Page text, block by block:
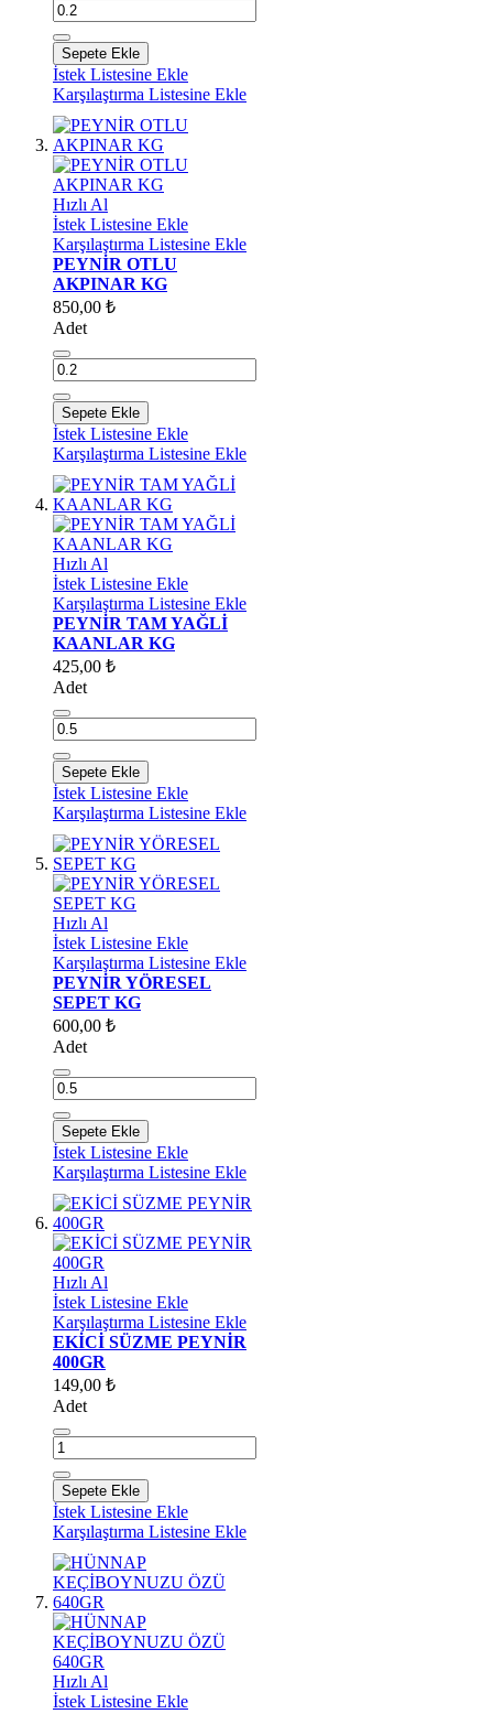
Sepete Ekle
İstek Listesine Ekle
Karşılaştırma Listesine Ekle
Hızlı Al
İstek Listesine Ekle
Karşılaştırma Listesine Ekle
PEYNİR OTLU
AKPINAR KG
850,00 ₺
Adet
Sepete Ekle
İstek Listesine Ekle
Karşılaştırma Listesine Ekle
Hızlı Al
İstek Listesine Ekle
Karşılaştırma Listesine Ekle
PEYNİR TAM YAĞLİ
KAANLAR KG
425,00 ₺
Adet
Sepete Ekle
İstek Listesine Ekle
Karşılaştırma Listesine Ekle
Hızlı Al
İstek Listesine Ekle
Karşılaştırma Listesine Ekle
PEYNİR YÖRESEL
SEPET KG
600,00 ₺
Adet
Sepete Ekle
İstek Listesine Ekle
Karşılaştırma Listesine Ekle
Hızlı Al
İstek Listesine Ekle
Karşılaştırma Listesine Ekle
EKİCİ SÜZME PEYNİR
400GR
149,00 ₺
Adet
Sepete Ekle
İstek Listesine Ekle
Karşılaştırma Listesine Ekle
Hızlı Al
İstek Listesine Ekle